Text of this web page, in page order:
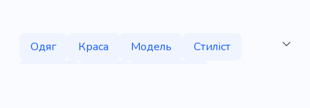
Одяг Краса Модель
Стиліст